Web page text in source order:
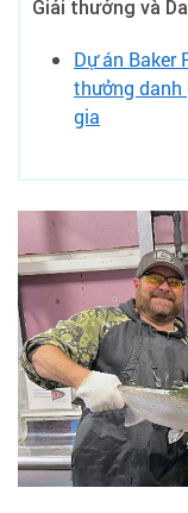
Giải thưởng và
Dự án Baker
thưởng danh
gia